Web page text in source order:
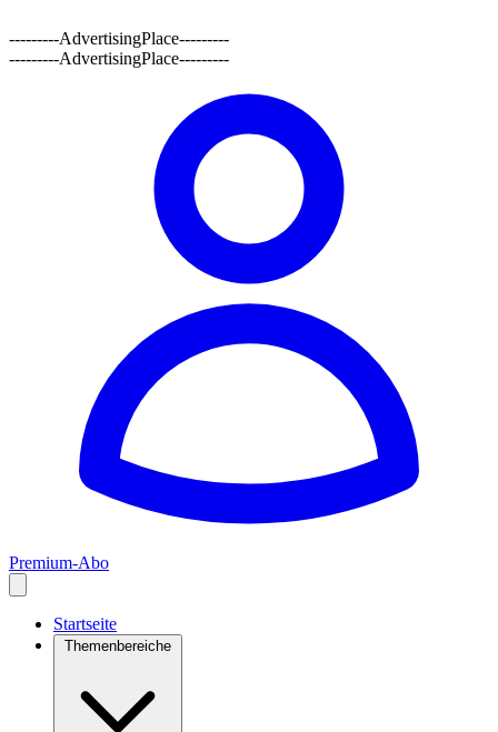
---------AdvertisingPlace---------
---------AdvertisingPlace---------
Premium-Abo
Startseite
Themenbereiche